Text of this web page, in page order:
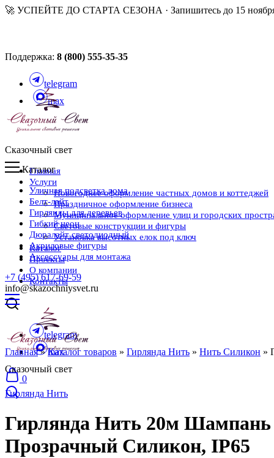
🚀 УСПЕЙТЕ ДО СТАРТА СЕЗОНА · Запишитесь до 15 ноября
Поддержка: 8 (800) 555-35-35
telegram
max
Сказочный свет
Главная
Услуги
Новогоднее оформление частных домов и коттеджей
Праздничное оформление бизнеса
Муниципальное оформление улиц и городских
Световые конструкции и фигуры
Установка высотных елок под ключ
Каталог
Проекты
О компании
Контакты
telegram
max
0
Каталог
Уличная подсветка дома
Белт-лайт
Гирлянды для деревьев
Гибкий неон
Дюралайт светодиодный
Акриловые фигуры
Аксессуары для монтажа
+7 (495) 617-69-59
info@skazochniysvet.ru
Сказочный свет
Главная»Каталог товаров » Гирлянда Нить » Нить Силикон »
Гирлянда Нить
Гирлянда Нить 20м Шампань
Прозрачный Силикон, IP65